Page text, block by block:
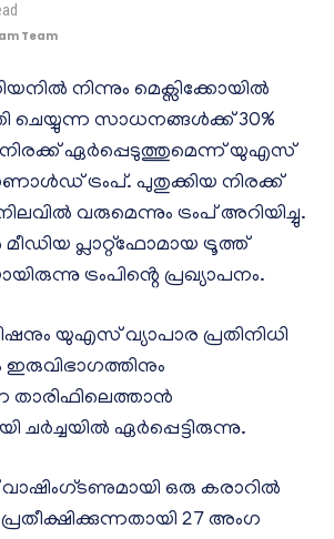
Team
നിന്നും മെക്സിക്കോയിൽ
ചെയ്യുന്ന സാധനങ്ങൾക്ക് 30%
ഏർപ്പെടുത്തുമെന്ന് യുഎസ്
ട്രംപ്. പുതുക്കിയ നിരക്ക്
വരുമെന്നും ട്രംപ് അറിയിച്ചു.
പ്ലാറ്റ്‌ഫോമായ ട്രൂത്ത്
ട്രംപിൻ്റെ പ്രഖ്യാപനം.
യുഎസ് വ്യാപാര പ്രതിനിധി
ഇരുവിഭാഗത്തിനും
താരിഫിലെത്താൻ
ചർച്ചയിൽ ഏർപ്പെട്ടിരുന്നു.
വാഷിംഗ്ടണുമായി ഒരു കരാറിൽ
27 അംഗ